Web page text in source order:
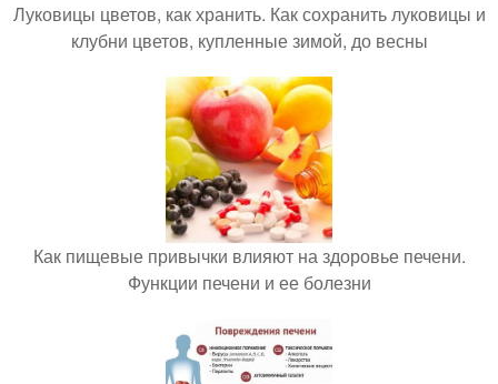
Луковицы цветов, как хранить. Как сохранить луковицы и
клубни цветов, купленные зимой, до весны
Как пищевые привычки влияют на здоровье печени.
Функции печени и ее болезни